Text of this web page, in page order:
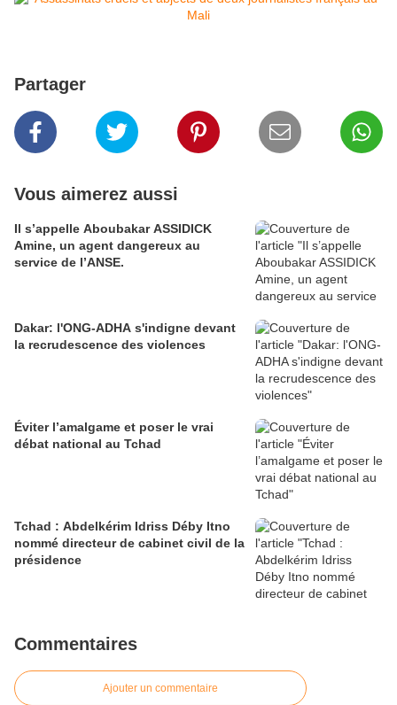
Partager
Vous aimerez aussi
Il s’appelle Aboubakar ASSIDICK
Amine, un agent dangereux au
service de l’ANSE.
Dakar: l'ONG-ADHA s'indigne devant
la recrudescence des violences
Éviter l’amalgame et poser le vrai
débat national au Tchad
Tchad : Abdelkérim Idriss Déby Itno
nommé directeur de cabinet civil de la
présidence
Commentaires
Ajouter un commentaire